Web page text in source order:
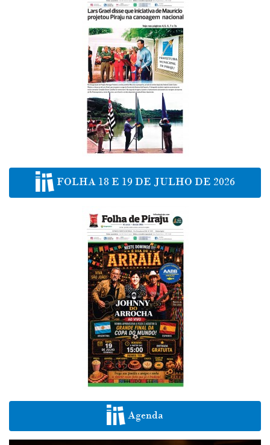
FOLHA 18 E 19 DE JULHO DE 2026
Agenda